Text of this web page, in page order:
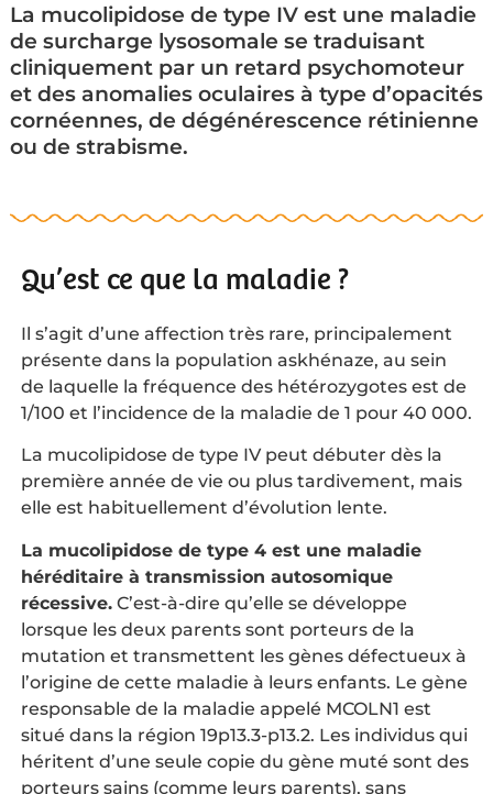
La mucolipidose de type IV est une maladie
de surcharge lysosomale se traduisant
cliniquement par un retard psychomoteur
et des anomalies oculaires à type d’opacités
cornéennes, de dégénérescence rétinienne
ou de strabisme.
Qu’est ce que la maladie ?
Il s’agit d’une affection très rare, principalement
présente dans la population askhénaze, au sein
de laquelle la fréquence des hétérozygotes est de
1/100 et l’incidence de la maladie de 1 pour 40 000.
La mucolipidose de type IV peut débuter dès la
première année de vie ou plus tardivement, mais
elle est habituellement d’évolution lente.
La mucolipidose de type 4 est une maladie
héréditaire à transmission autosomique
récessive.C’est-à-dire qu’elle se développe
lorsque les deux parents sont porteurs de la
mutation et transmettent les gènes défectueux à
l’origine de cette maladie à leurs enfants. Le gène
responsable de la maladie appelé MCOLN1 est
situé dans la région 19p13.3-p13.2. Les individus qui
héritent d’une seule copie du gène muté sont des
porteurs sains (comme leurs parents), sans